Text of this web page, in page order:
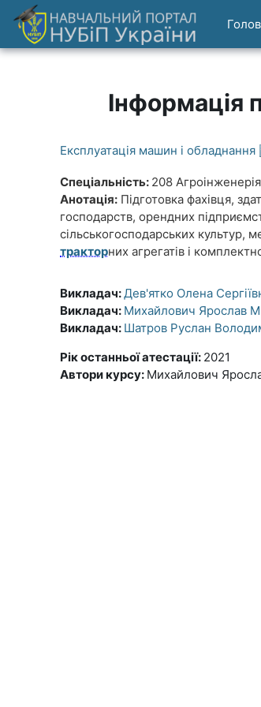
Перейти до головного вмісту
Інформація
Експлуатація машин і
Спеціальність: 208
Анотація: Підготовка фахівця,
господарств, орендних
сільськогосподарських культур,
тракторних агрегатів і
Викладач:Дев'ятко Олена
Викладач: Михайлович Ярослав
Викладач: Шатров Руслан
Рік останньої атестації: 2021
Автори курсу: Михайлович